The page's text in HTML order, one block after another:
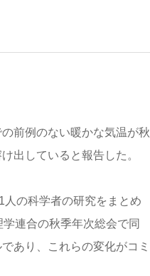
前例のない暖かな気温が秋
出していると報告した。
人の科学者の研究をまとめ
連合の秋季年次総会で同
あり、これらの変化がコミ